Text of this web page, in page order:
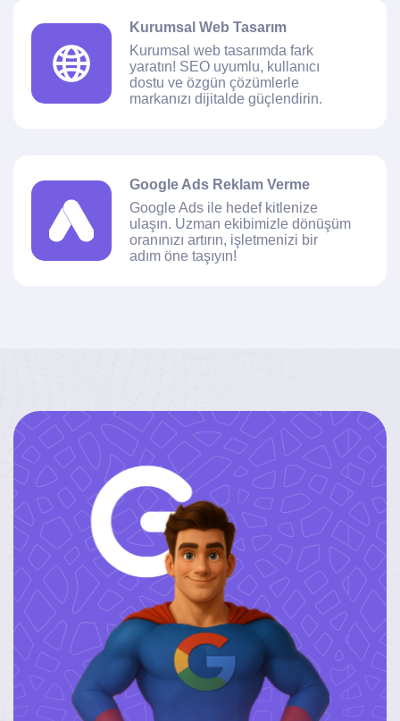
Kurumsal Web Tasarım
Kurumsal web tasarımda fark
yaratın! SEO uyumlu, kullanıcı
dostu ve özgün çözümlerle
markanızı dijitalde güçlendirin.
Google Ads Reklam Verme
Google Ads ile hedef kitlenize
ulaşın. Uzman ekibimizle dönüşüm
oranınızı artırın, işletmenizi bir
adım öne taşıyın!